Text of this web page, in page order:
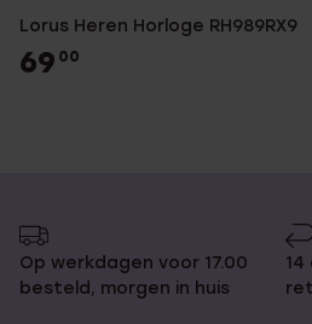
Lorus Heren Horloge RH989RX9
69 00
Op werkdagen voor 17.00
besteld, morgen in huis